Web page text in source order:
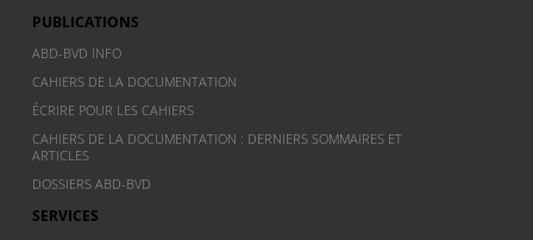
PUBLICATIONS
ABD-BVD INFO
CAHIERS DE LA DOCUMENTATION
ÉCRIRE POUR LES CAHIERS
CAHIERS DE LA DOCUMENTATION : DERNIERS SOMMAIRES ET
ARTICLES
DOSSIERS ABD-BVD
SERVICES